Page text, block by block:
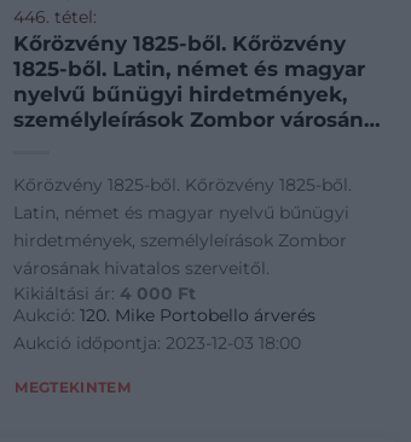
446. tétel:
Kőrözvény 1825-ből. Kőrözvény
1825-ből. Latin, német és magyar
nyelvű bűnügyi hirdetmények,
személyleírások Zombor városának
Kőrözvény 1825-ből. Kőrözvény 1825-ből.
Latin, német és magyar nyelvű bűnügyi
hirdetmények, személyleírások Zombor
városának hivatalos szerveitől.
Kikiáltási ár: 4 000 Ft
Aukció:120. Mike Portobello árverés
Aukció időpontja: 2023-12-03 18:00
MEGTEKINTEM